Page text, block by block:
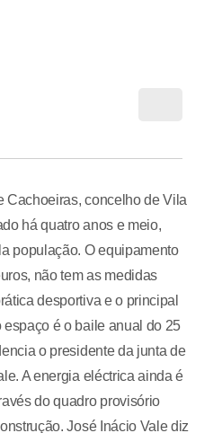
Cachoeiras, concelho de Vila
há quatro anos e meio,
população. O equipamento
não tem as medidas
desportiva e o principal
é o baile anual do 25
o presidente da junta de
A energia eléctrica ainda é
do quadro provisório
José Inácio Vale diz